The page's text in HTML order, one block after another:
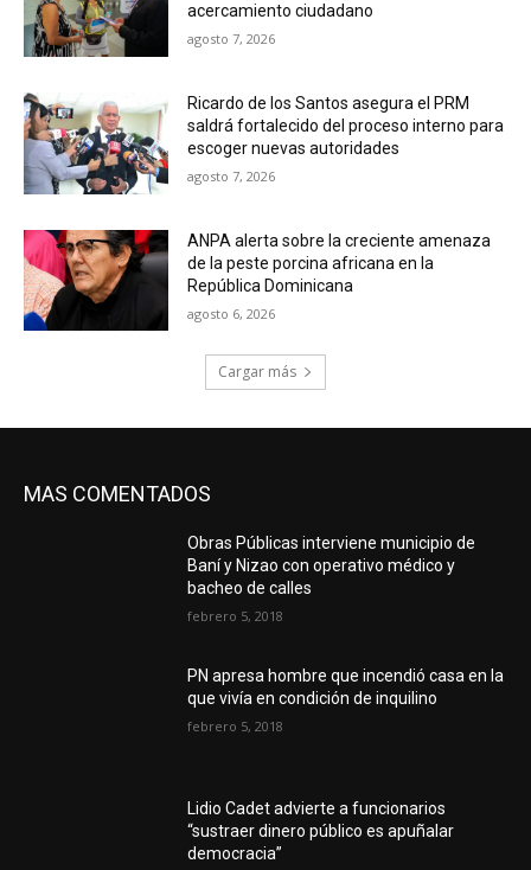
acercamiento ciudadano
agosto 7, 2026
Ricardo de los Santos asegura el PRM
saldrá fortalecido del proceso interno para
escoger nuevas autoridades
agosto 7, 2026
ANPA alerta sobre la creciente amenaza
de la peste porcina africana en la
República Dominicana
agosto 6, 2026
Cargar más
MAS COMENTADOS
Obras Públicas interviene municipio de
Baní y Nizao con operativo médico y
bacheo de calles
febrero 5, 2018
PN apresa hombre que incendió casa en la
que vivía en condición de inquilino
febrero 5, 2018
Lidio Cadet advierte a funcionarios
“sustraer dinero público es apuñalar
democracia”